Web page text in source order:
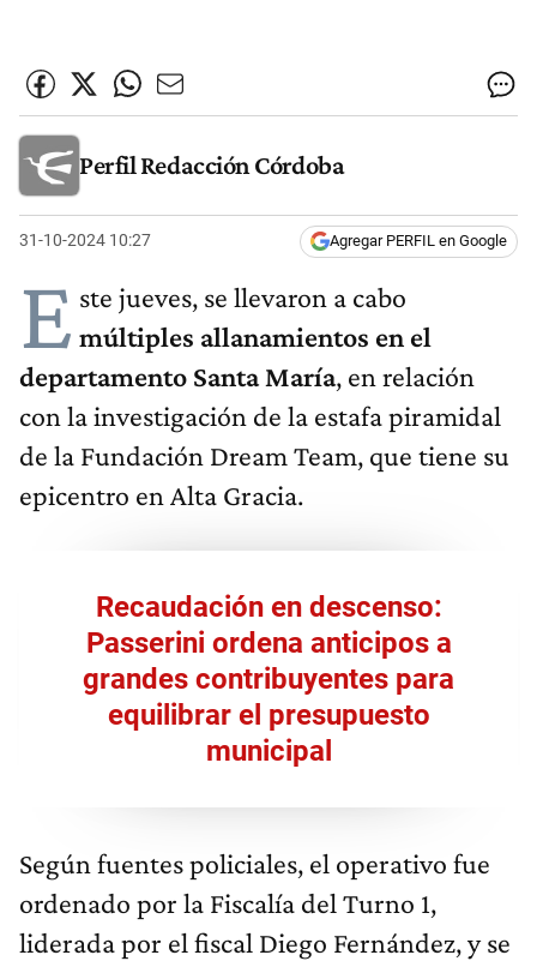
Perfil Redacción Córdoba
31-10-2024 10:27 Agregar PERFIL en Google
E ste jueves, se llevaron a cabo
múltiples allanamientos en el
departamento Santa María, en relación
con la investigación de la estafa piramidal
de la Fundación Dream Team, que tiene su
epicentro en Alta Gracia.
Recaudación en descenso:
Passerini ordena anticipos a
grandes contribuyentes para
equilibrar el presupuesto
municipal
Según fuentes policiales, el operativo fue
ordenado por la Fiscalía del Turno 1,
liderada por el fiscal Diego Fernández, y se